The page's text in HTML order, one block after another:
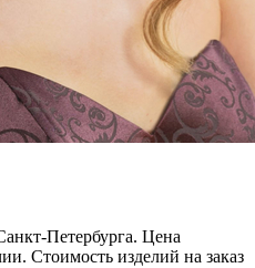
Петербурга. Цена
Стоимость изделий на заказ